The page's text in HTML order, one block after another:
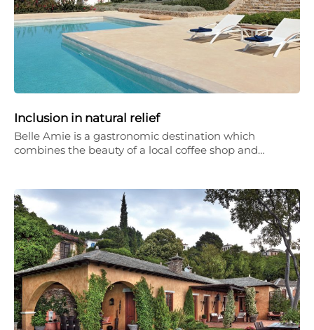
Inclusion in natural relief
Belle Amie is a gastronomic destination which
combines the beauty of a local coffee shop and…